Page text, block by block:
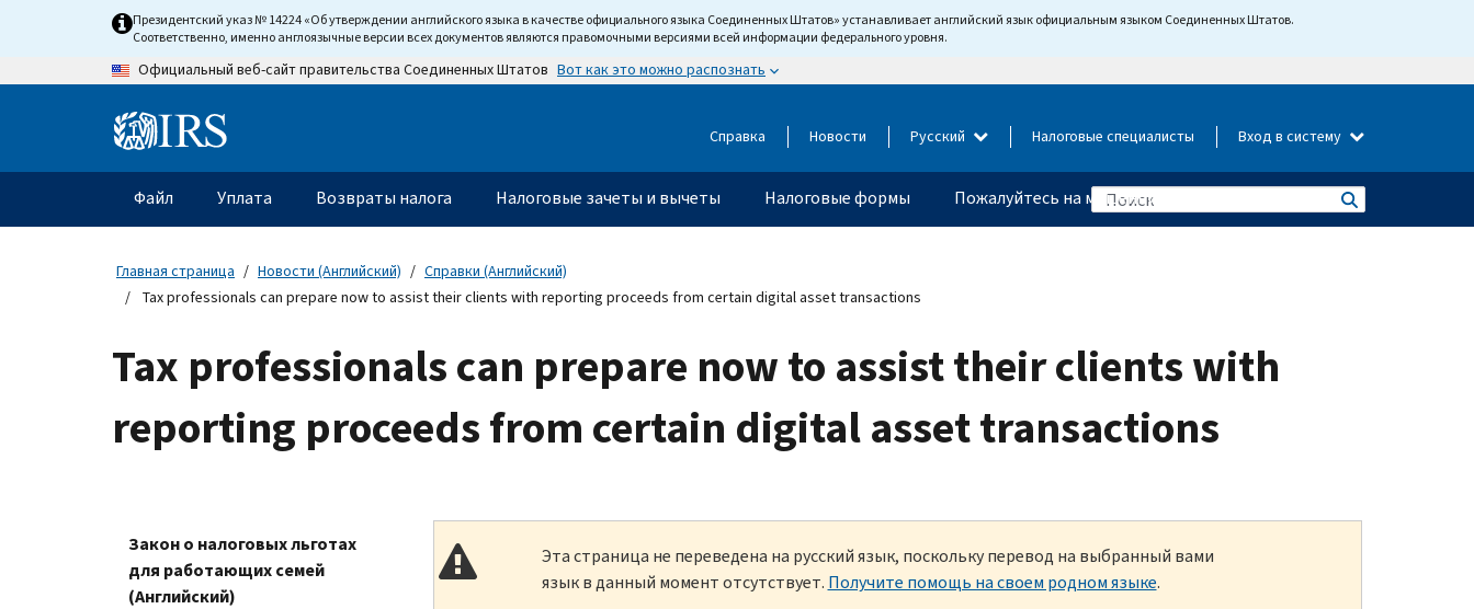
content
Президентский указ № 14224 «Об утверждении английского языка в качестве официального языка Соединенных Штатов» устанавливает английский язык официальным языком Соединенных Штатов.
Соответственно, именно англоязычные версии всех документов являются правомочными версиями всей информации федерального уровня.
Официальный веб-сайт правительства Соединенных Штатов Вот как это можно распознать
Information Справка Новости Русский Налоговые специалисты Вход в систему
Главное
меню
Файл Уплата Возвраты налога Налоговые зачеты и вычеты Налоговые формы Пожалуйтесь на мошенничество
Главная страница Новости (Английский)
Справки (Английский)
Tax professionals can prepare now to assist their clients with reporting proceeds from certain digital asset transactions
Tax professionals can prepare now to assist their clients with
reporting proceeds from certain digital asset transactions
Закон о налоговых льготах
для работающих семей
(Английский)
Эта страница не переведена на русский язык, поскольку перевод на выбранный вами
язык в данный момент отсутствует. Получите помощь на своем родном языке.